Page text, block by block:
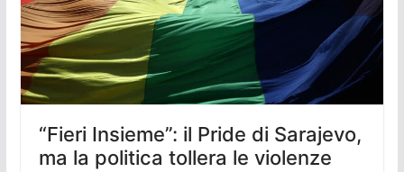
“Fieri Insieme”: il Pride di Sarajevo,
ma la politica tollera le violenze